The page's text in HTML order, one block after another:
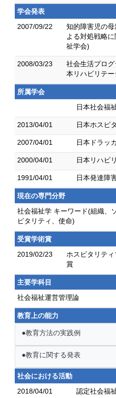
学会発表
2007/09/22
知的障害児の
よる対処戦略
祉学会)
2008/03/23
社会生活プロ
本リハビリテ
所属学会
日本社会福
2013/04/01 日本ホスピ
2007/04/01 日本ドラッ
2000/04/01 日本リハビ
1991/04/01 日本発達障
現在の専門分野
社会福祉学 キーワード(組織、
ピタリティ、使命)
受賞学術賞
2019/02/23
ホスピタリテ
賞
主要学科目
社会福祉運営管理論
教育上の能力
●教育方法の実践例
●教育に関する発表
社会における活動
2018/04/01
認定社会福